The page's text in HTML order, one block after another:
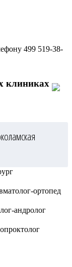
499 519-38-
клиниках
ортопед
андролог